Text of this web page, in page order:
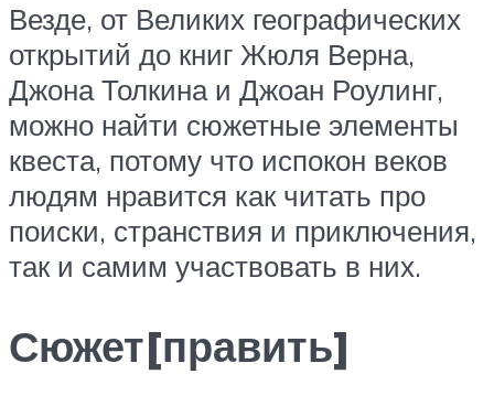
Везде, от Великих географических
открытий до книг Жюля Верна,
Джона Толкина и Джоан Роулинг,
можно найти сюжетные элементы
квеста, потому что испокон веков
людям нравится как читать про
поиски, странствия и приключения,
так и самим участвовать в них.
Сюжет[править]